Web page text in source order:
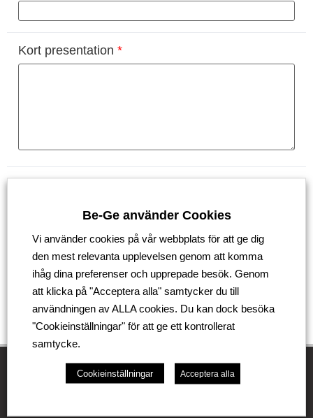
Kort presentation *
stöds är JPEG, PDF och Doc.
Bifogade filer
Lägg till fil
Skicka
Be-Ge använder Cookies
Vi använder cookies på vår webbplats för att ge dig
den mest relevanta upplevelsen genom att komma
ihåg dina preferenser och upprepade besök. Genom
att klicka på "Acceptera alla" samtycker du till
användningen av ALLA cookies. Du kan dock besöka
"Cookieinställningar" för att ge ett kontrollerat
samtycke.
Cookieinställningar Acceptera alla